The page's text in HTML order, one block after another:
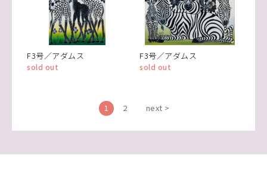
F3号／アダムス
sold out
F3号／アダムス
sold out
1 2 next >